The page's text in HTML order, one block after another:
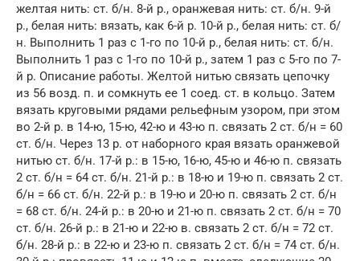
желтая нить: ст. б/н. 8-й р., оранжевая нить: ст. б/н. 9-й
р., белая нить: вязать, как 6-й р. 10-й р., белая нить: ст. б/
н. Выполнить 1 раз с 1-го по 10-й р., белая нить: ст. б/н.
Выполнить 1 раз с 1-го по 10-й р., затем 1 раз с 5-го по 7-
й р. Описание работы. Желтой нитью связать цепочку
из 56 возд. п. и сомкнуть ее 1 соед. ст. в кольцо. Затем
вязать круговыми рядами рельефным узором, при этом
во 2-й р. в 14-ю, 15-ю, 42-ю и 43-ю п. связать 2 ст. б/н = 60
ст. б/н. Через 13 р. от наборного края вязать оранжевой
нитью ст. б/н. 17-й р.: в 15-ю, 16-ю, 45-ю и 46-ю п. связать
2 ст. б/н = 64 ст. б/н. 21-й р.: в 18-ю и 19-ю п. связать 2 ст.
б/н = 66 ст. б/н. 22-й р.: в 19-ю и 20-ю п. связать 2 ст. б/н
= 68 ст. б/н. 24-й р.: в 20-ю и 21-ю п. связать 2 ст. б/н = 70
ст. б/н. 26-й р.: в 21-ю и 22-ю в. связать 2 ст. б/н = 72 ст.
б/н. 28-й р.: в 22-ю и 23-ю п. связать 2 ст. б/н = 74 ст. б/н.